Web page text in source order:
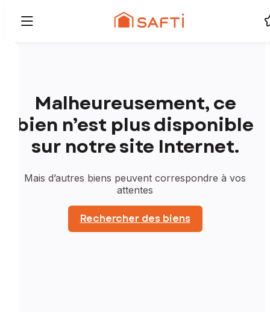
Malheureusement, ce
bien n’est plus disponible
sur notre site Internet.
Mais d’autres biens peuvent correspondre à vos
attentes
Rechercher des biens